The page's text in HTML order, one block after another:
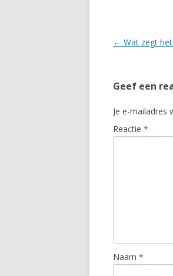
← Wat zegt het
Geef een
Je e-mailadres
Reactie *
Naam *